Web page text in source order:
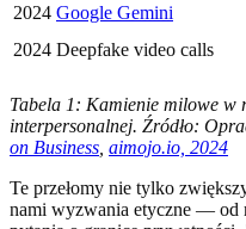
2024 Google Gemini
2024 Deepfake video calls
Tabela 1: Kamienie milowe w
interpersonalnej. Źródło:
on Business aimojo.io, 2024
Te przełomy nie tylko
nami wyzwania etyczne — od